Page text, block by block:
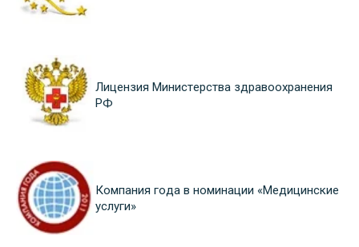
Лицензия Министерства здравоохранения
РФ
Компания года в номинации «Медицинские
услуги»